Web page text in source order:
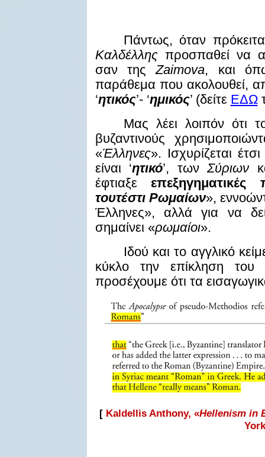
Πάντως, όταν
Καλδέλληςπροσπαθεί να
σαν τηςZaimova, και
παράθεμα που ακολουθεί,
‘ητικός’- ‘ημικός’ (δείτε ΕΔΩ
Μας λέει λοιπόν ότι
βυζαντινούς
«Έλληνες». Ισχυρίζεται
είναι ‘ητικό’, τωνΣύριων
έφτιαξεεπεξηγηματικές
τουτέστι Ρωμαίων»,
Έλληνες», αλλά για να
σημαίνει «ρωμαίοι».
Ιδού και το αγγλικό
κύκλο την επίκληση του
προσέχουμε ότι τα
[ Kaldellis Anthony, «Hellenism in